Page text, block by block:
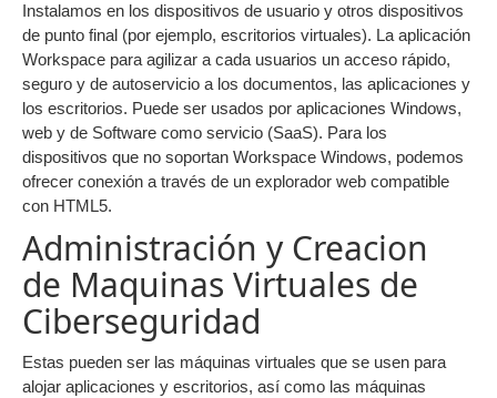
Instalamos en los dispositivos de usuario y otros dispositivos
de punto final (por ejemplo, escritorios virtuales). La aplicación
Workspace para agilizar a cada usuarios un acceso rápido,
seguro y de autoservicio a los documentos, las aplicaciones y
los escritorios. Puede ser usados por aplicaciones Windows,
web y de Software como servicio (SaaS). Para los
dispositivos que no soportan Workspace Windows, podemos
ofrecer conexión a través de un explorador web compatible
con HTML5.
Administración y Creacion
de Maquinas Virtuales de
Ciberseguridad
Estas pueden ser las máquinas virtuales que se usen para
alojar aplicaciones y escritorios, así como las máquinas